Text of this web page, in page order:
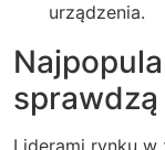
urządzenia.
sprawdzą
Liderami rynku